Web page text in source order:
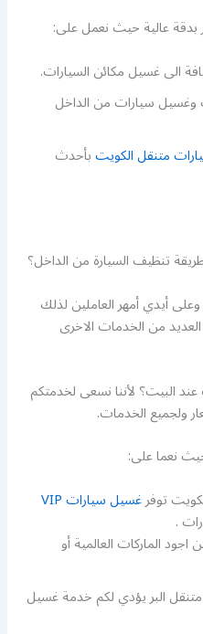
بدقة عالية حيث نعمل على:
الى غسيل مكائن السيارات.
وغسيل سيارات من الداخل
متنقل الكويتبأحدث
تنظيف السيارة من الداخل؟
أيدي أمهر العاملين لذلك
من الخدمات الاخرى
البيت؟ لأننا نسعى لخدمتكم
ولجميع الخدمات.
نعما على:
توفرغسيل سيارات VIP
.
الماركات العالمية أو
البر يؤدي لكم خدمة غسيل